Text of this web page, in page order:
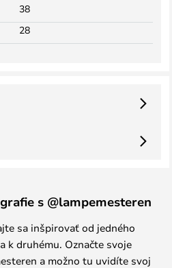
38
28
s @lampemesteren
sa inšpirovať od jedného
k druhému. Označte svoje
a možno tu uvidíte svoj